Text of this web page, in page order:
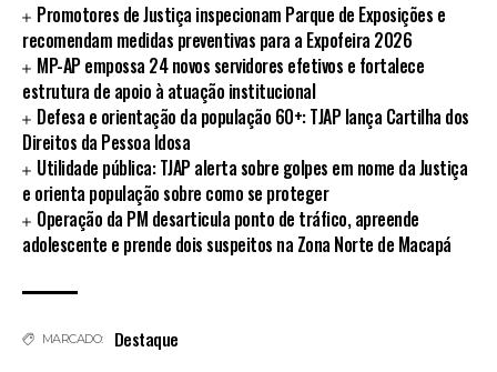
Promotores de Justiça inspecionam Parque de Exposições e
recomendam medidas preventivas para a Expofeira 2026
MP-AP empossa 24 novos servidores efetivos e fortalece
estrutura de apoio à atuação institucional
Defesa e orientação da população 60+: TJAP lança Cartilha dos
Direitos da Pessoa Idosa
Utilidade pública: TJAP alerta sobre golpes em nome da Justiça
e orienta população sobre como se proteger
Operação da PM desarticula ponto de tráfico, apreende
adolescente e prende dois suspeitos na Zona Norte de Macapá
MARCADO: Destaque